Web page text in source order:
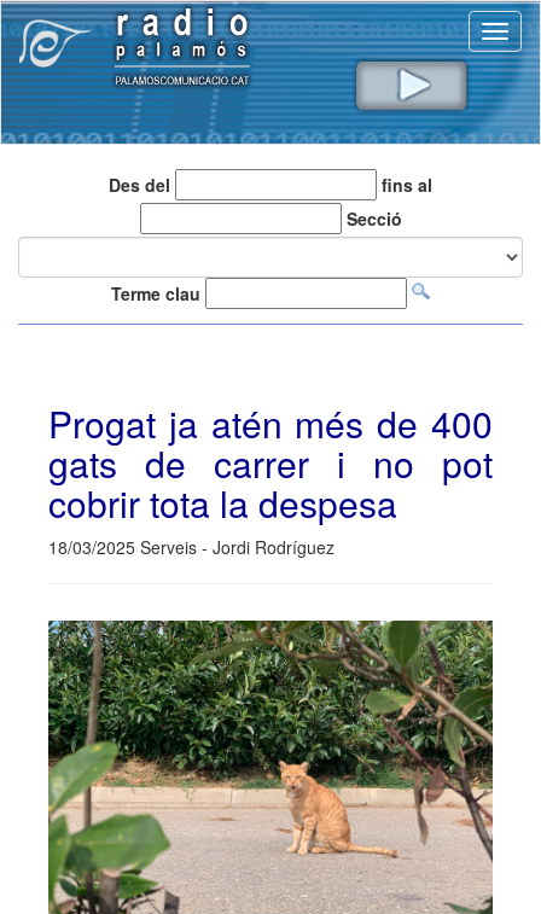
Des del
fins al
Secció
Terme clau
Progat ja atén més de 400
gats de carrer i no pot
cobrir tota la despesa
18/03/2025 Serveis - Jordi Rodríguez